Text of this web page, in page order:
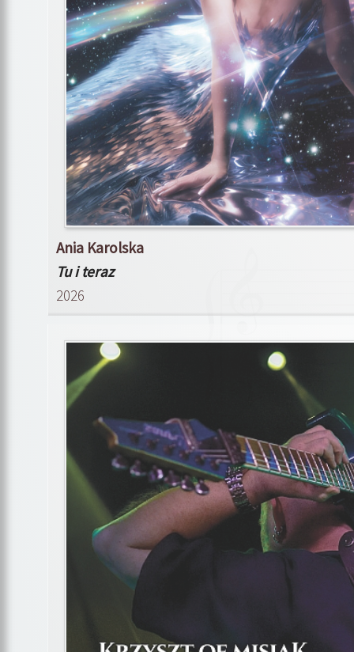
Ania Karolska
Tu i teraz
2026